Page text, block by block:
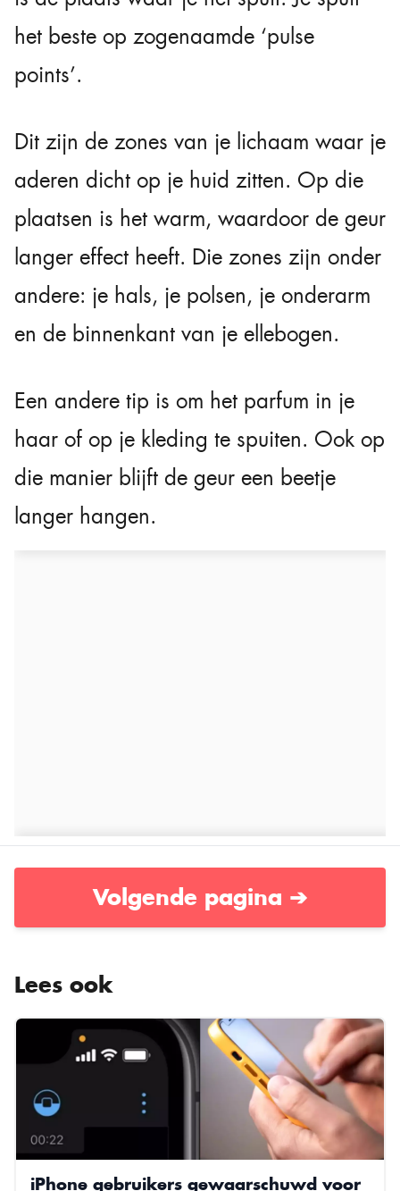
het beste op zogenaamde ‘pulse
points’.
Dit zijn de zones van je lichaam waar je
aderen dicht op je huid zitten. Op die
plaatsen is het warm, waardoor de geur
langer effect heeft. Die zones zijn onder
andere: je hals, je polsen, je onderarm
en de binnenkant van je ellebogen.
Een andere tip is om het parfum in je
haar of op je kleding te spuiten. Ook op
die manier blijft de geur een beetje
langer hangen.
Volgende pagina ➔
Lees ook
iPhone gebruikers gewaarschuwd voor